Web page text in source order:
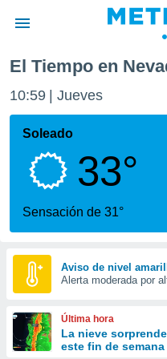
de
por
que se
calidad.
a este
las
y
forma
digital
basada
El Tiempo en
10:59 Jueves
Soleado
33°
Sensación de 31°
Aviso de nivel
Alerta moderada por
Última hora
La nieve
este fin de semana